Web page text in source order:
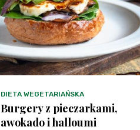
DIETA WEGETARIAŃSKA
Burgery z pieczarkami,
awokado i halloumi